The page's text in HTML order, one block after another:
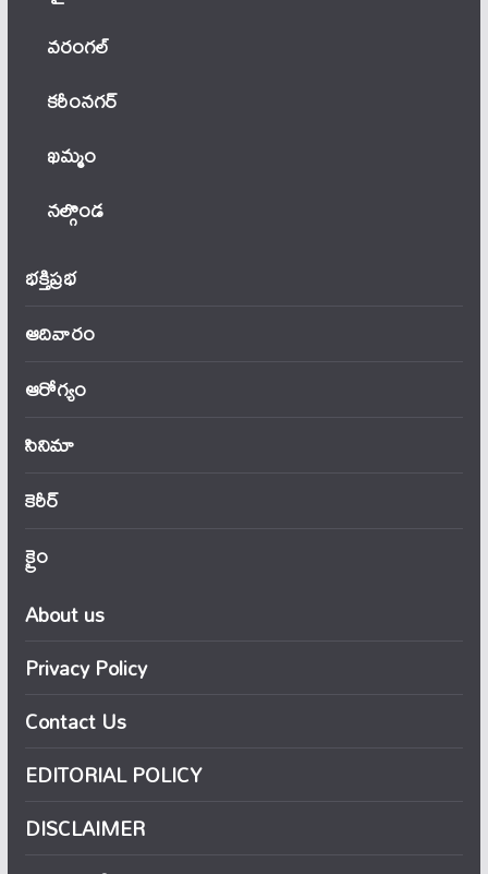
వ‌రంగ‌ల్
కరీంనగర్
ఖ‌మ్మం
నల్గొండ
భక్తిప్రభ
ఆదివారం
ఆరోగ్యం
సినిమా
కెరీర్
క్రైం
About us
Privacy Policy
Contact Us
EDITORIAL POLICY
DISCLAIMER